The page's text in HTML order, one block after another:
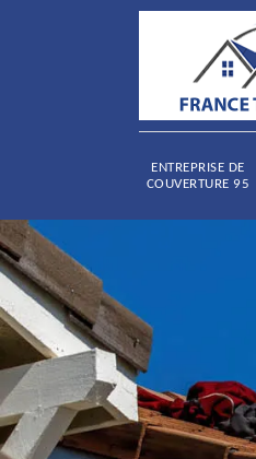
ENTREPRISE DE
COUVERTURE 95